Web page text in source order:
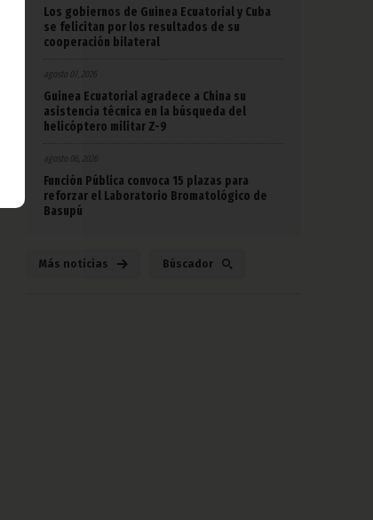
Los gobiernos de Guinea Ecuatorial y Cuba
se felicitan por los resultados de su
cooperación bilateral
agosto 07, 2026
Guinea Ecuatorial agradece a China su
asistencia técnica en la búsqueda del
helicóptero militar Z-9
agosto 06, 2026
Función Pública convoca 15 plazas para
reforzar el Laboratorio Bromatológico de
Basupú
Más noticias Búscador